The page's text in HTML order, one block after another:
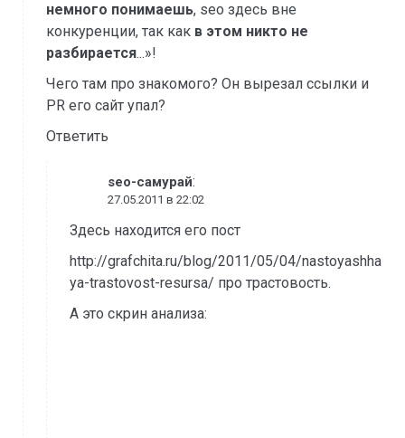
немного понимаешь, seo здесь вне
конкуренции, так как в этом никто не
разбирается...»!
Чего там про знакомого? Он вырезал ссылки и
PR его сайт упал?
Ответить
seo-самурай:
27.05.2011 в 22:02
Здесь находится его пост
http://grafchita.ru/blog/2011/05/04/nastoyashha
ya-trastovost-resursa/ про трастовость.
А это скрин анализа: